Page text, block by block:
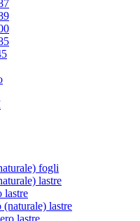
fogli
lastre
lastre
lastre
lastre